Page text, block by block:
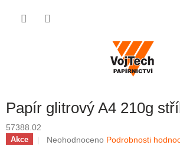
Papír glitrový A4 210g
57388.02
Akce Průměrné hodnocení produktu je
Neohodnoceno Podrobnosti